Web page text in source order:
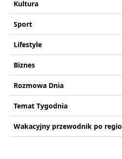
Kultura
Sport
Lifestyle
Biznes
Rozmowa Dnia
Temat Tygodnia
Wakacyjny przewodnik po